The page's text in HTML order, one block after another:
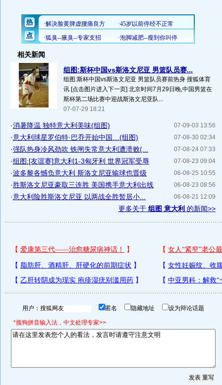
相关新闻
组图:斯杯中国vs斯洛文尼亚 男篮队员赛...
组图:斯杯中国vs斯洛文尼亚 男篮队员赛前热身 搜狐体育
讯 [点击图片进入下一页] 北京时间7月29日晚,中国男篮在
斯杯第二场比赛中迎战斯洛文尼亚队...
07-07-29 18:21
07-09-03 13:56
·消暑降温 独特意大利美味(组图)
07-08-30 02:34
·意大利球星罗伯特·巴乔开始中国…(组图)
07-08-24 07:33
·强队热身冷风劲吹 铁闸失常意大利遭溃败(...
07-08-23 09:04
·组图:[友谊赛]意大利1-3匈牙利 世界冠军受辱
06-08-25 10:55
·波多黎各憾负意大利 斯洛文尼亚输球也晋级
06-08-23 08:56
·胜斯洛文尼亚豪取三连胜 美国携手意大利出线
06-08-21 12:09
·意大利险胜斯洛文尼亚 以两战全胜暂居小...
更多关于 组图 意大利 的新闻>>
用户： 匿名 隐藏地址 设为辩论话题
*搜狗拼音输入法，中文处理专家>>